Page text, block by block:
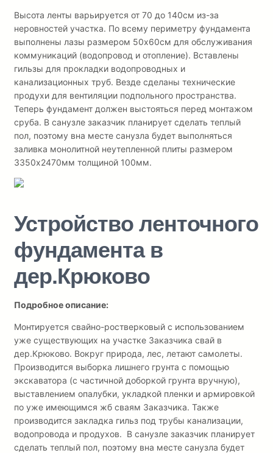
Высота ленты варьируется от 70 до 140см из-за
неровностей участка. По всему периметру фундамента
выполнены лазы размером 50х60см для обслуживания
коммуникаций (водопровод и отопление). Вставлены
гильзы для прокладки водопроводных и
канализационных труб. Везде сделаны технические
продухи для вентиляции подпольного пространства.
Теперь фундамент должен выстояться перед монтажом
сруба. В санузле заказчик планирует сделать теплый
пол, поэтому вна месте санузла будет выполняться
заливка монолитной неутепленной плиты размером
3350х2470мм толщиной 100мм.
Устройство ленточного
фундамента в
дер.Крюково
Подробное описание:
Монтируется свайно-ростверковый с использованием
уже существующих на участке Заказчика свай в
дер.Крюково. Вокруг природа, лес, летают самолеты.
Производится выборка лишнего грунта с помощью
экскаватора (с частичной доборкой грунта вручную),
выставлением опалубки, укладкой пленки и армировкой
по уже имеющимся жб сваям Заказчика. Также
производится закладка гильз под трубы канализации,
водопровода и продухов. В санузле заказчик планирует
сделать теплый пол, поэтому вна месте санузла будет